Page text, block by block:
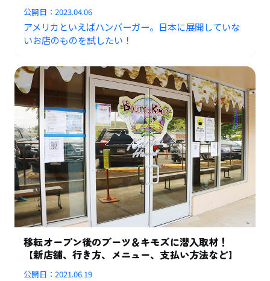
公開日：2023.04.06
アメリカといえばハンバーガー。日本に展開していな
いお店のものを試したい！
移転オープン後のブーツ＆キモズに潜入取材！
【新店舗、行き方、メニュー、支払い方法など】
公開日：2021.06.19